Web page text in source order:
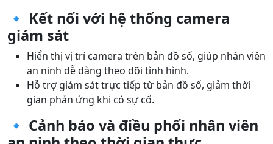
🔹 Kết nối với hệ thống camera
giám sát
Hiển thị vị trí camera trên bản đồ số, giúp nhân viên
an ninh dễ dàng theo dõi tình hình.
Hỗ trợ giám sát trực tiếp từ bản đồ số, giảm thời
gian phản ứng khi có sự cố.
🔹 Cảnh báo và điều phối nhân viên